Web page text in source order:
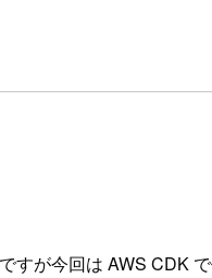
が今回は AWS CDK で